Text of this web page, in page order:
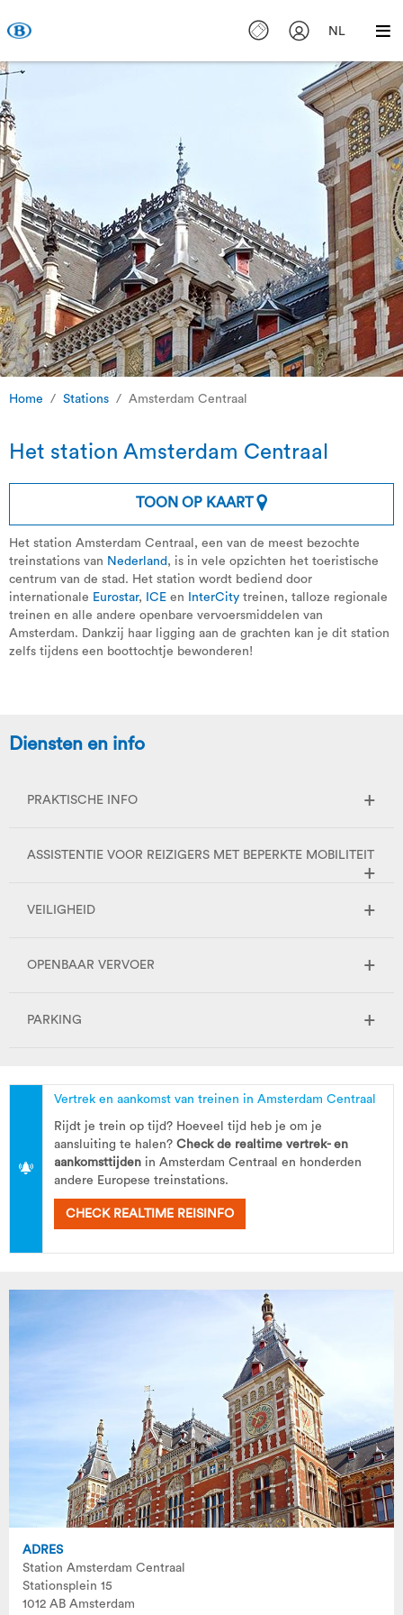
NL
Home Stations Amsterdam Centraal
Het station Amsterdam Centraal
TOON OP KAART
Het station Amsterdam Centraal, een van de meest bezochte
treinstations van Nederland , is in vele opzichten het toeristische
centrum van de stad. Het station wordt bediend door
internationale Eurostar, ICE en InterCity treinen, talloze regionale
treinen en alle andere openbare vervoersmiddelen van
Amsterdam. Dankzij haar ligging aan de grachten kan je dit station
zelfs tijdens een boottochtje bewonderen!
Diensten en info
PRAKTISCHE INFO
ASSISTENTIE VOOR REIZIGERS MET BEPERKTE MOBILITEIT
VEILIGHEID
OPENBAAR VERVOER
PARKING
Vertrek en aankomst van treinen in Amsterdam Centraal
Rijdt je trein op tijd? Hoeveel tijd heb je om je
aansluiting te halen? Check de realtime vertrek- en
aankomsttijden in Amsterdam Centraal en honderden
andere Europese treinstations.
CHECK REALTIME REISINFO
ADRES
Station Amsterdam Centraal
Stationsplein 15
1012 AB Amsterdam